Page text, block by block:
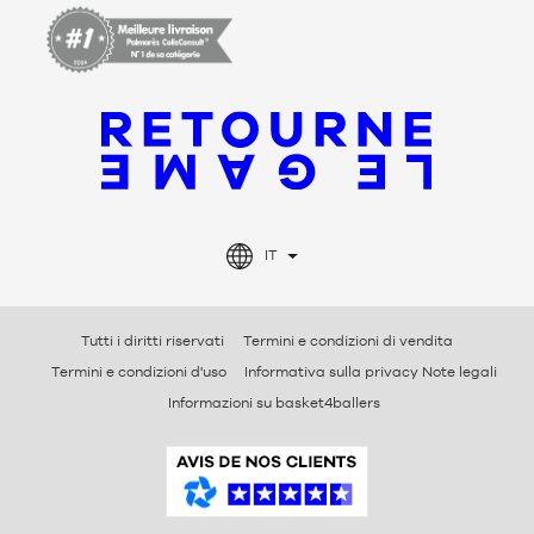
IT
Tutti i diritti riservati
Termini e condizioni di vendita
Termini e condizioni d'uso
Informativa sulla privacy Note legali
Informazioni su basket4ballers
e